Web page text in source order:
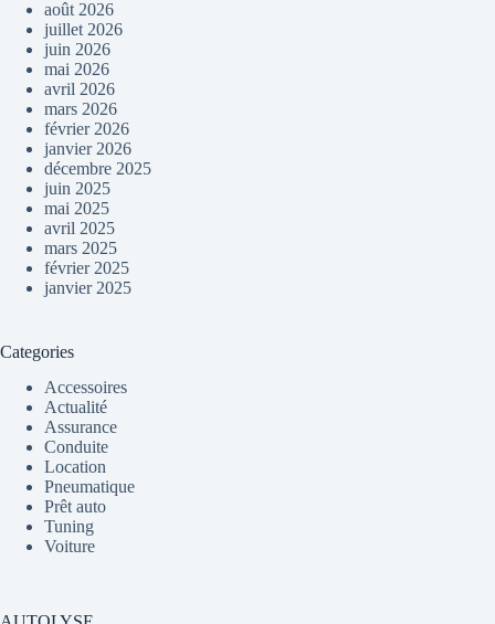
août 2026
juillet 2026
juin 2026
mai 2026
avril 2026
mars 2026
février 2026
janvier 2026
décembre 2025
juin 2025
mai 2025
avril 2025
mars 2025
février 2025
janvier 2025
Categories
Accessoires
Actualité
Assurance
Conduite
Location
Pneumatique
Prêt auto
Tuning
Voiture